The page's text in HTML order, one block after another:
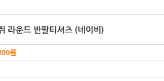
라운드 반팔티셔츠 (네이비)
원